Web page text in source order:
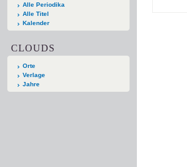
Alle Periodika
Alle Titel
Kalender
CLOUDS
Orte
Verlage
Jahre